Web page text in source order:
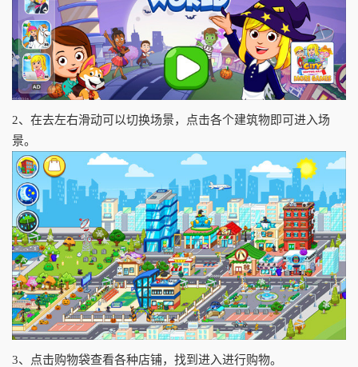
2、在去左右滑动可以切换场景，点击各个建筑物即可进入场
景。
3、点击购物袋查看各种店铺，找到进入进行购物。